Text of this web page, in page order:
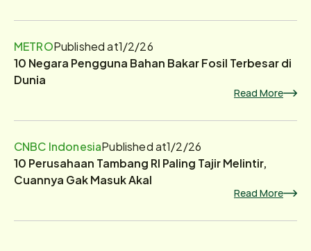
METROPublished at1/2/26
10 Negara Pengguna Bahan Bakar Fosil Terbesar di
Dunia
Read More
CNBC IndonesiaPublished at1/2/26
10 Perusahaan Tambang RI Paling Tajir Melintir,
Cuannya Gak Masuk Akal
Read More